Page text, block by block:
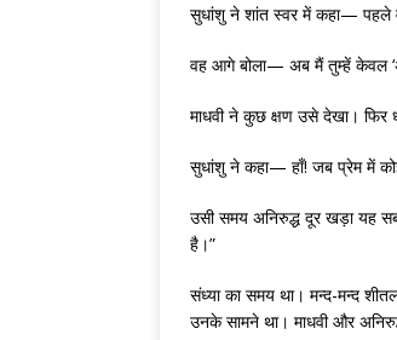
सुधांशु ने शांत स्वर में कहा—
वह आगे बोला— अब मैं तुम्हें केवल
माधवी ने कुछ क्षण उसे देखा। फिर
सुधांशु ने कहा— हाँ! जब प्रेम में
उसी समय अनिरुद्ध दूर खड़ा यह
है।”
संध्या का समय था। मन्द-मन्द
उनके सामने था। माधवी और